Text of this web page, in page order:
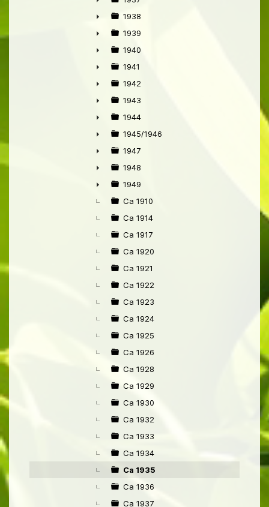
►
►
1938
►
1939
►
1940
►
1941
►
1942
►
1943
►
1944
►
1945/1946
►
1947
►
1948
►
1949
Ca 1910
Ca 1914
Ca 1917
Ca 1920
Ca 1921
Ca 1922
Ca 1923
Ca 1924
Ca 1925
Ca 1926
Ca 1928
Ca 1929
Ca 1930
Ca 1932
Ca 1933
Ca 1934
Ca 1935
Ca 1936
Ca 1937